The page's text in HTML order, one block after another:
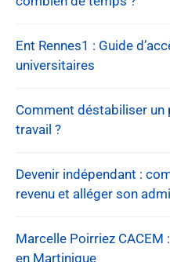
Ent Rennes1 : Guide
universitaires
Comment déstabiliser un
travail ?
Devenir indépendant :
revenu et alléger son
Marcelle Poirriez CACEM
en Martinique